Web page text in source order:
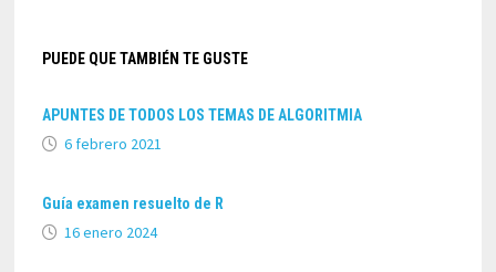
PUEDE QUE TAMBIÉN TE GUSTE
APUNTES DE TODOS LOS TEMAS DE ALGORITMIA
6 febrero 2021
Guía examen resuelto de R
16 enero 2024